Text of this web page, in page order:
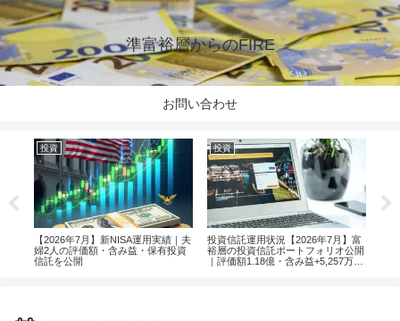
準富裕層からのFIRE
お問い合わせ
投資
【2026年7月】新NISA運用実績｜夫
婦2人の評価額・含み益・保有投資
信託を公開
投資
投資信託運用状況【2026年7月】富
裕層の投資信託ポートフォリオ公開
｜評価額1.18億・含み益+5,257万円